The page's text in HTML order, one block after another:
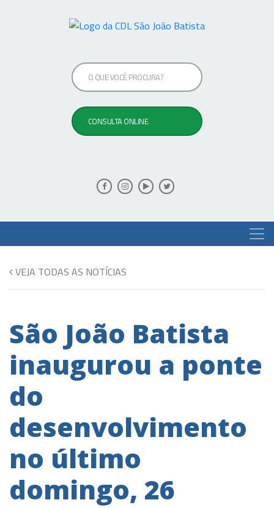
VEJA TODAS AS NOTÍCIAS
São João Batista
inaugurou a ponte
do
desenvolvimento
no último
domingo, 26